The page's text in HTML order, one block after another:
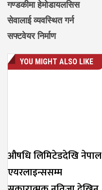
गण्डकीमा हेमोडायलसिस
सेवालाई व्यवस्थित गर्न
सफ्टवेयर निर्माण
YOU MIGHT ALSO LIKE
औषधि लिमिटेडदेखि नेपाल
एयरलाइन्ससम्म